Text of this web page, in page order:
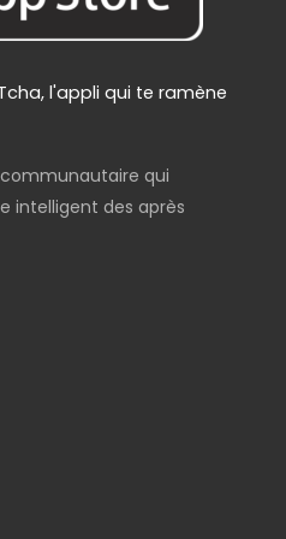
l'appli qui te ramène
qui
intelligent des après